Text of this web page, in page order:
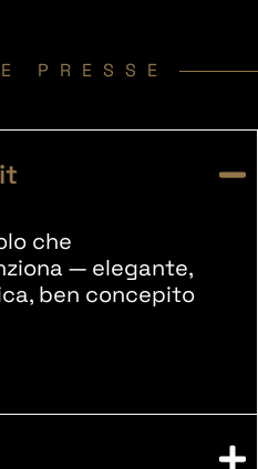
PRESSE
che
— elegante,
ben concepito